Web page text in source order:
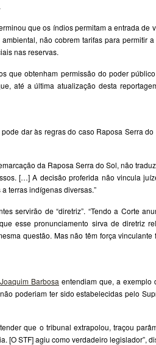
que os índios permitam a entrada de
não cobrem tarifas para permitir
nas reservas.
que obtenham permissão do poder
até a última atualização desta
dar às regras do caso Raposa Serra
da Raposa Serra do Sol, não
[…] A decisão proferida não vincula
terras indígenas diversas.”
servirão de “diretriz”. “Tendo a Corte
esse pronunciamento sirva de diretriz
questão. Mas não têm força
Joaquim Barbosa entendiam que, a exemplo
poderiam ter sido estabelecidas pelo
que o tribunal extrapolou, traçou
[O STF] agiu como verdadeiro legislador”,